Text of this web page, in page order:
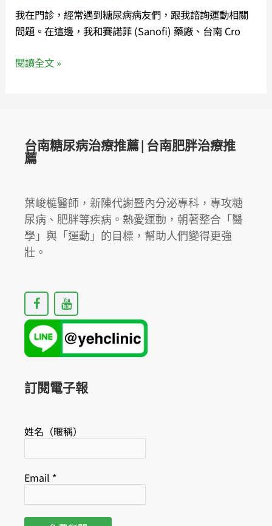
我在門診，經常遇到糖尿病病友們，跟我諮詢運動相關
問題。在這邊，我和賽諾菲 (Sanofi) 藥廠、台南 Cro
練，
快
解
問
閱讀全文 »
台南糖尿病治療推薦|台南肥胖治療推
薦
葉峻榳醫師，新陳代謝暨內分泌專科，專攻糖
尿病、肥胖等疾病。熱愛運動，朝著整合「醫
學」與「運動」的目標，幫助人們變得更強
壯。
F
a
c
e
b
o
k
Y
o
u
t
u
b
訂閱電子報
姓名（暱稱）
Email *